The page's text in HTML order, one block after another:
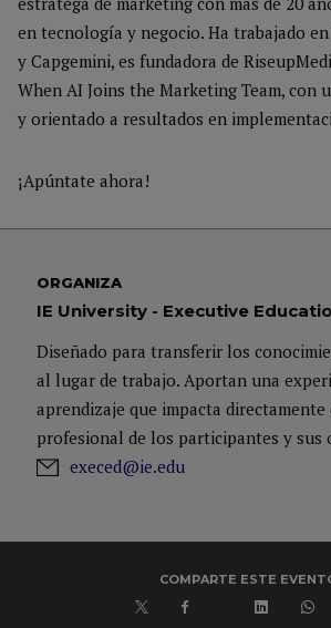
en tecnología y negocio. Ha trabajado
y Capgemini, es fundadora de
When AI Joins the Marketing Team, con
y orientado a resultados en
¡Apúntate ahora!
ORGANIZA
IE University - Executive
Diseñado para transferir los
al lugar de trabajo. Aportan una
aprendizaje que impacta
profesional de los participantes y sus
execed@ie.edu
COMPARTE ESTE